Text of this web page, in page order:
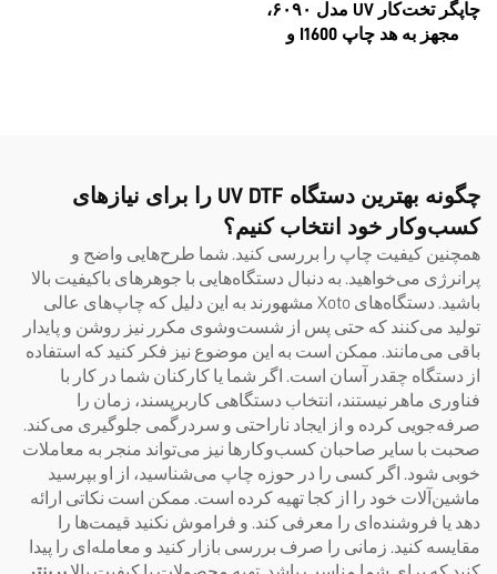
چاپگر تخت‌کار UV مدل ۶۰۹۰،
مجهز به هد چاپ I1600 و
چگونه بهترین دستگاه UV DTF را برای نیازهای
کسب‌وکار خود انتخاب کنیم؟
همچنین کیفیت چاپ را بررسی کنید. شما طرح‌هایی واضح و
پرانرژی می‌خواهید. به دنبال دستگاه‌هایی با جوهرهای باکیفیت بالا
باشید. دستگاه‌های Xoto مشهورند به این دلیل که چاپ‌های عالی
تولید می‌کنند که حتی پس از شست‌وشوی مکرر نیز روشن و پایدار
باقی می‌مانند. ممکن است به این موضوع نیز فکر کنید که استفاده
از دستگاه چقدر آسان است. اگر شما یا کارکنان شما در کار با
فناوری ماهر نیستند، انتخاب دستگاهی کاربرپسند، زمان را
صرفه‌جویی کرده و از ایجاد ناراحتی و سردرگمی جلوگیری می‌کند.
صحبت با سایر صاحبان کسب‌وکارها نیز می‌تواند منجر به معاملات
خوبی شود. اگر کسی را در حوزه چاپ می‌شناسید، از او بپرسید
ماشین‌آلات خود را از کجا تهیه کرده است. ممکن است نکاتی ارائه
دهد یا فروشنده‌ای را معرفی کند. و فراموش نکنید قیمت‌ها را
مقایسه کنید. زمانی را صرف بررسی بازار کنید و معامله‌ای را پیدا